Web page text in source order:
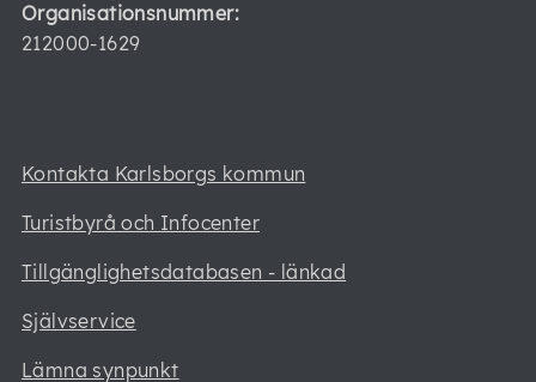
Organisationsnummer:
212000-1629
Kontakta Karlsborgs kommun
Turistbyrå och Infocenter
Tillgänglighetsdatabasen - länkad
Självservice
Lämna synpunkt